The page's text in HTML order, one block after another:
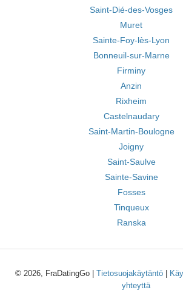
Saint-Dié-des-Vosges
Muret
Sainte-Foy-lès-Lyon
Bonneuil-sur-Marne
Firminy
Anzin
Rixheim
Castelnaudary
Saint-Martin-Boulogne
Joigny
Saint-Saulve
Sainte-Savine
Fosses
Tinqueux
Ranska
© 2026, FraDatingGo | Tietosuojakäytäntö|
yhteyttä